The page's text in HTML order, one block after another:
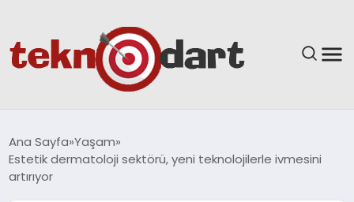
YAŞAM
Ana Sayfa Yaşam
Estetik dermatoloji sektörü, yeni teknolojilerle ivmesini
artırıyor